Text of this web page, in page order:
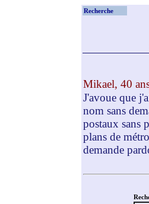
Recherche
Mikael, 40
J'avoue que
nom sans
postaux sans
plans de
demande